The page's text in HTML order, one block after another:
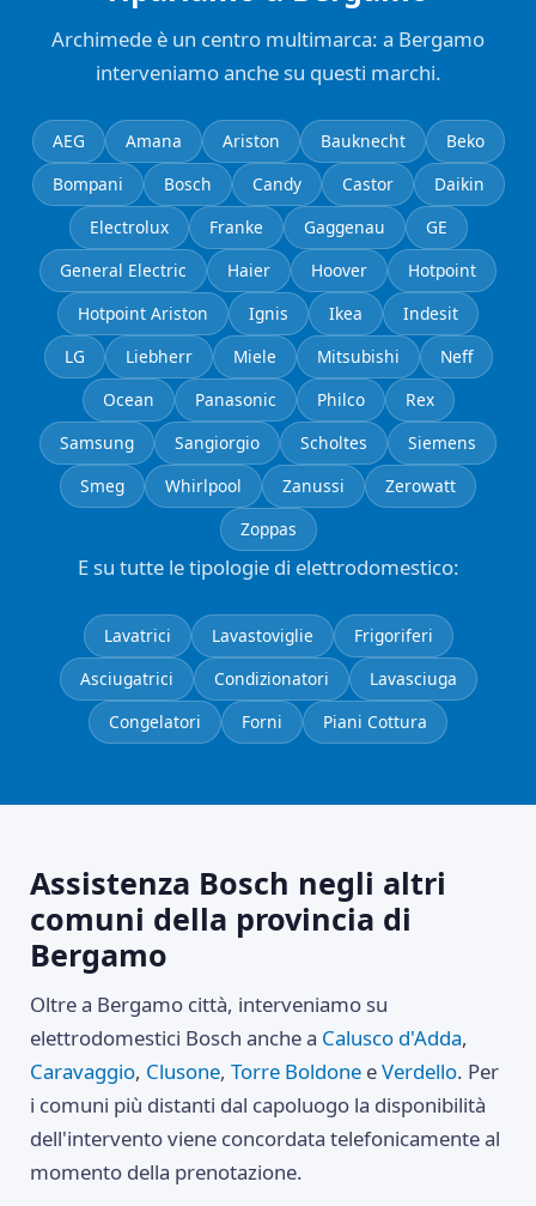
Archimede è un centro multimarca: a Bergamo
interveniamo anche su questi marchi.
AEG Amana Ariston Bauknecht
Beko
Bompani
Bosch Candy Castor
Daikin
Electrolux
Franke Gaggenau
GE
General Electric
Haier Hoover
Hotpoint
Hotpoint Ariston
Ignis Ikea
Indesit
LG
Liebherr Miele Mitsubishi
Neff
Ocean
Panasonic Philco
Rex
Samsung
Sangiorgio Scholtes
Siemens
Smeg
Whirlpool Zanussi
Zerowatt
Zoppas
E su tutte le tipologie di elettrodomestico:
Lavatrici Lavastoviglie
Frigoriferi
Asciugatrici
Condizionatori
Lavasciuga
Congelatori
Forni Piani Cottura
Assistenza Bosch negli altri
comuni della provincia di
Bergamo
Oltre a Bergamo città, interveniamo su
elettrodomestici Bosch anche a Calusco d'Adda,
Caravaggio, Clusone,Torre Boldone eVerdello. Per
i comuni più distanti dal capoluogo la disponibilità
dell'intervento viene concordata telefonicamente al
momento della prenotazione.